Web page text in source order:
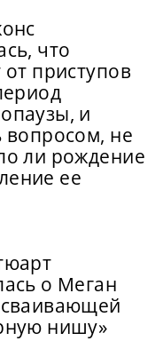
что
от приступов
и
вопросом, не
ли рождение
ее
о Меган
нишу»